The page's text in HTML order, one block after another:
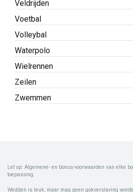
Veldrijden
Voetbal
Volleybal
Waterpolo
Wielrennen
Zeilen
Zwemmen
Let op: Algemene- en bonus-voorwaarden van elke
toepassing.
Wedden is leuk, maar mag geen gokverslaving